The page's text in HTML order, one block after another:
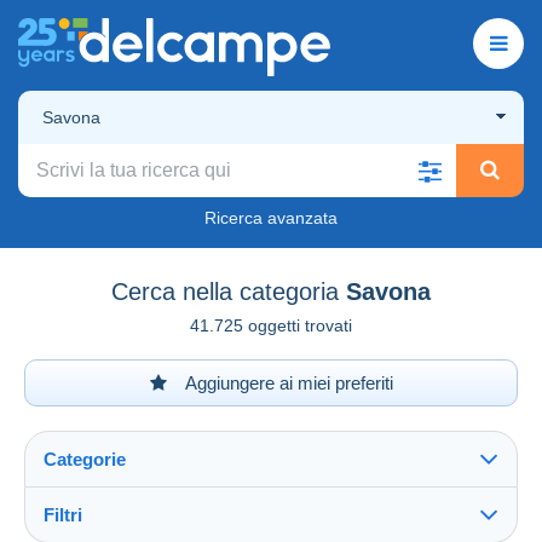
Savona
Ricerca avanzata
Cerca nella categoria Savona
41.725 oggetti trovati
Aggiungere ai miei preferiti
Categorie
Filtri